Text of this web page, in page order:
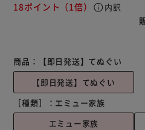
18ポイント （1倍） info 内訳
商品：
【即日発送】てぬぐい
【即日発送】てぬぐい
［種類］： エミュー家族
エミュー家族